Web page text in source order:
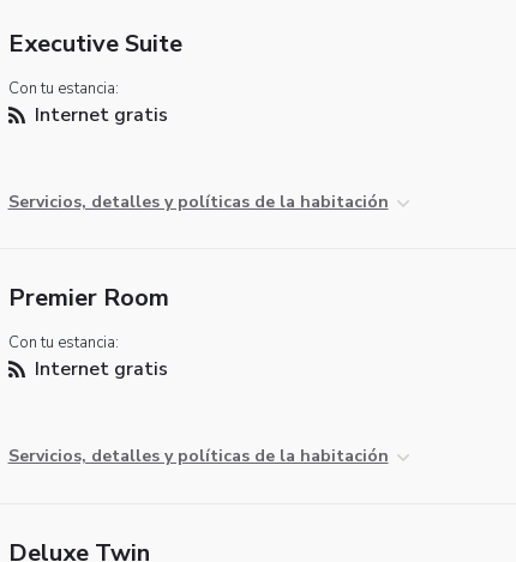
Executive Suite
Con tu estancia:
Internet gratis
Servicios, detalles y políticas de la habitación
Premier Room
Con tu estancia:
Internet gratis
Servicios, detalles y políticas de la habitación
Deluxe Twin